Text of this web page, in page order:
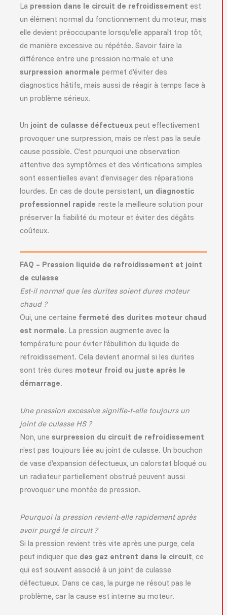
La pression dans le circuit de refroidissement est
un élément normal du fonctionnement du moteur, mais
elle devient préoccupante lorsqu’elle apparaît trop tôt,
de manière excessive ou répétée. Savoir faire la
différence entre une pression normale et une
surpression anormale permet d’éviter des
diagnostics hâtifs, mais aussi de réagir à temps face à
un problème sérieux.
Un joint de culasse défectueux peut effectivement
provoquer une surpression, mais ce n’est pas la seule
cause possible. C’est pourquoi une observation
attentive des symptômes et des vérifications simples
sont essentielles avant d’envisager des réparations
lourdes. En cas de doute persistant, un diagnostic
professionnel rapide reste la meilleure solution pour
préserver la fiabilité du moteur et éviter des dégâts
coûteux.
FAQ – Pression liquide de refroidissement et joint
de culasse
Est-il normal que les durites soient dures moteur
chaud ?
Oui, une certaine fermeté des durites moteur chaud
est normale. La pression augmente avec la
température pour éviter l’ébullition du liquide de
refroidissement. Cela devient anormal si les durites
sont très dures moteur froid ou juste après le
démarrage.
Une pression excessive signifie-t-elle toujours un
joint de culasse HS ?
Non, unesurpression du circuit de refroidissement
n’est pas toujours liée au joint de culasse. Un bouchon
de vase d’expansion défectueux, un calorstat bloqué ou
un radiateur partiellement obstrué peuvent aussi
provoquer une montée de pression.
Pourquoi la pression revient-elle rapidement après
avoir purgé le circuit ?
Si la pression revient très vite après une purge, cela
peut indiquer que des gaz entrent dans le circuit, ce
qui est souvent associé à un joint de culasse
défectueux. Dans ce cas, la purge ne résout pas le
problème, car la cause est interne au moteur.